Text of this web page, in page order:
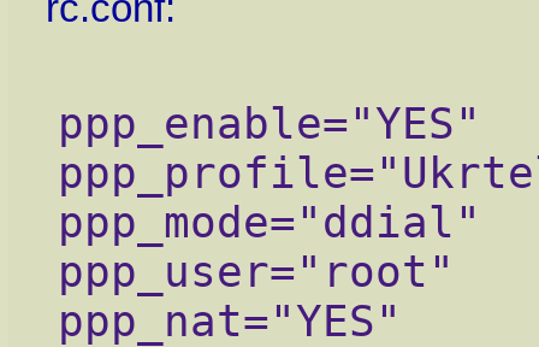
ppp_enable="YES"
ppp_mode="ddial"
ppp_user="root"
ppp_nat="YES"